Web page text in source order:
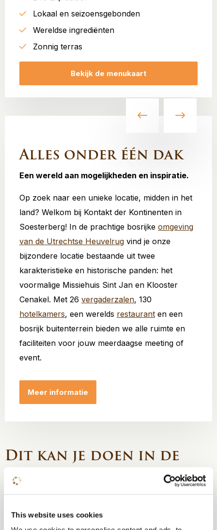
This website uses cookies
Lokaal en seizoensgebonden
Wereldse ingrediënten
Zonnig terras
Bekijk de menukaart
Alles onder één dak
Een wereld aan mogelijkheden en inspiratie.
Op zoek naar een unieke locatie, midden in het
land? Welkom bij Kontakt der Kontinenten in
Soesterberg! In de prachtige bosrijke omgeving
van de Utrechtse Heuvelrug vind je onze
bijzondere locatie bestaande uit twee
karakteristieke en historische panden: het
voormalige Missiehuis Sint Jan en Klooster
Cenakel. Met 26 vergaderzalen, 130
hotelkamers, een werelds restaurant en een
bosrijk buitenterrein bieden we alle ruimte en
faciliteiten voor jouw meerdaagse meeting of
event.
Meer informatie
Dit kan je doen in de
omgeving
Hier lees je onze tips!